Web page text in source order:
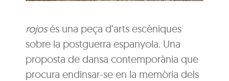
rojosés una peça d’arts escèniques
sobre la postguerra espanyola. Una
proposta de dansa contemporània que
procura endinsar-se en la memòria dels